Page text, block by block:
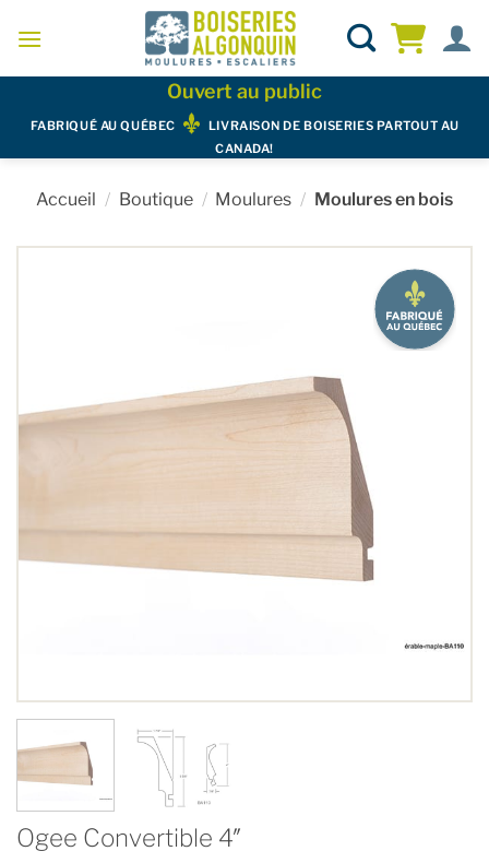
Ouvert au public
FABRIQUÉ AU QUÉBEC
LIVRAISON DE BOISERIES PARTOUT AU
CANADA!
Accueil / Boutique / Moulures / Moulures en bois
Ogee Convertible 4″